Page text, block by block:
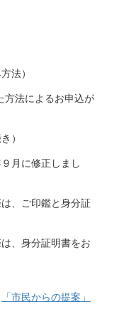
法）
方法によるお申込が
）
月に修正しまし
、ご印鑑と身分証
、身分証明書をお
「市民からの提案」